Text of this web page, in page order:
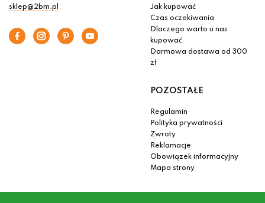
sklep@2bm.pl
Jak kupować
Czas oczekiwania
Dlaczego warto u nas
kupować
Darmowa dostawa od 300
zł
POZOSTAŁE
Regulamin
Polityka prywatności
Zwroty
Reklamacje
Obowiązek informacyjny
Mapa strony